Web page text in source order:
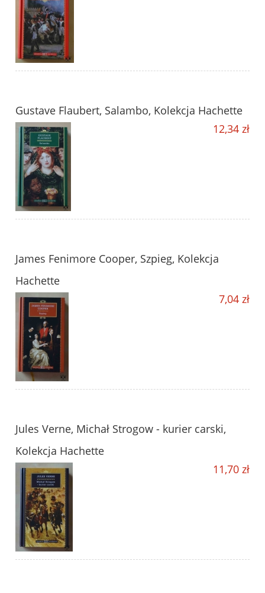
Gustave Flaubert, Salambo, Kolekcja Hachette
12,34 zł
James Fenimore Cooper, Szpieg, Kolekcja
Hachette
7,04 zł
Jules Verne, Michał Strogow - kurier carski,
Kolekcja Hachette
11,70 zł